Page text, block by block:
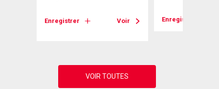
Enregistrer Voir Enregistrer